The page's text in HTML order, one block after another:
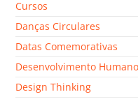
Cursos
Danças Circulares
Datas Comemorativas
Desenvolvimento Humano
Design Thinking